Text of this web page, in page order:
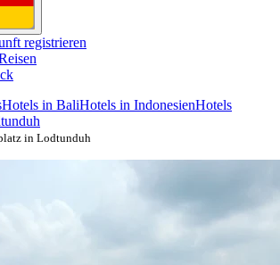
registrieren
Hotels in BaliHotels in IndonesienHotels
in Lodtunduh